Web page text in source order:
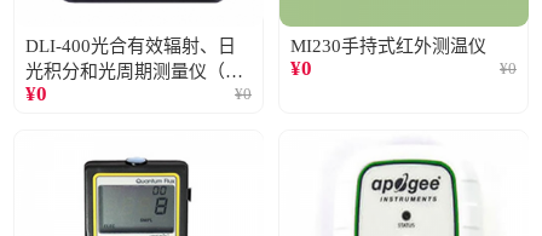
DLI-400光合有效辐射、日
光积分和光周期测量仪（仅
阳光）
¥0 ¥0
MI230手持式红外测温仪
¥0 ¥0